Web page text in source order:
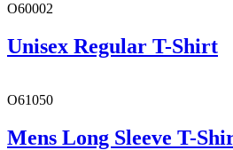
O60002
Unisex Regular T-Shirt
O61050
Mens Long Sleeve T-